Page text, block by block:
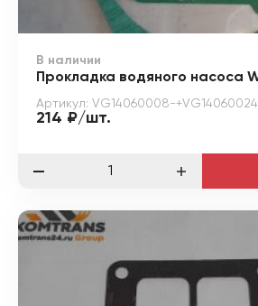
В наличии
Прокладка водяного насоса
Артикул: VG14060008-+VG14060024
214 ₽/шт.